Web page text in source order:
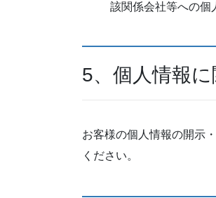
該関係会社等への個
5、個人情報
お客様の個人情報の開示
ください。